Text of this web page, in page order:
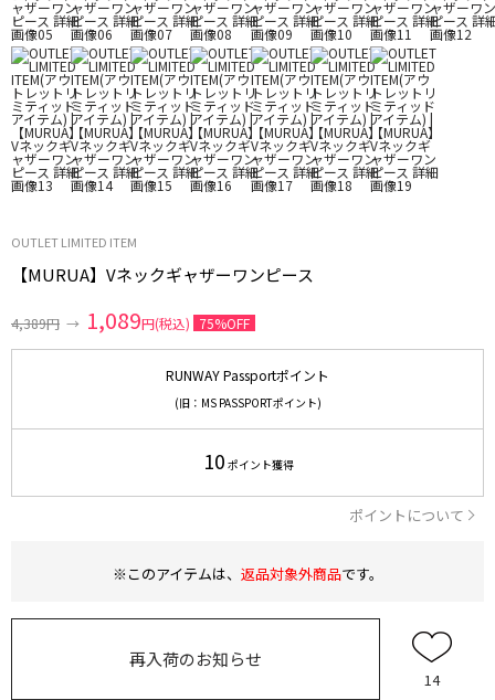
OUTLET LIMITED ITEM
【MURUA】Vネックギャザーワンピース
4,389円 → 1,089円(税込) 75%OFF
RUNWAY Passportポイント
(旧：MS PASSPORTポイント)
10 ポイント獲得
ポイントについて
※このアイテムは、 返品対象外商品です。
再入荷のお知らせ
14